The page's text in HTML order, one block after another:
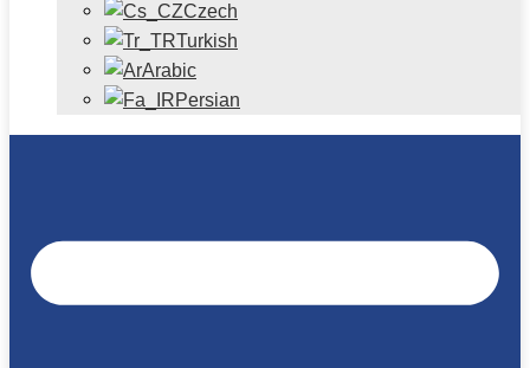
Czech
Turkish
Arabic
Persian